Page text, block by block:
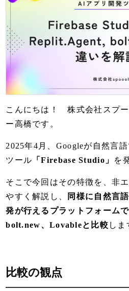
こんにちは！ 株式会社スプー
ー高橋です。
2025年4月、Googleが自然言
ツール 「Firebase Studio」 を
そこで今回はその特徴を、非
やすく解説し、
同様に自然言
発が行えるプラットフォーム
bolt.new、Lovableと比較 しま
比較の観点